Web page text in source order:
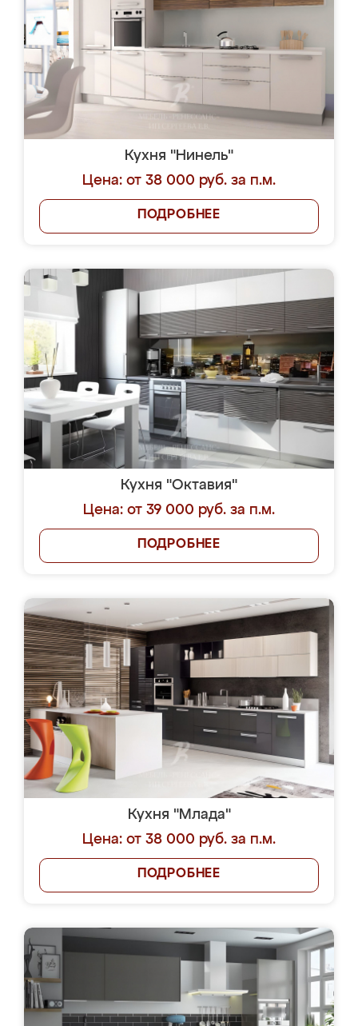
Кухня "Нинель"
Цена: от 38 000 руб. за п.м.
ПОДРОБНЕЕ
Кухня "Октавия"
Цена: от 39 000 руб. за п.м.
ПОДРОБНЕЕ
Кухня "Млада"
Цена: от 38 000 руб. за п.м.
ПОДРОБНЕЕ